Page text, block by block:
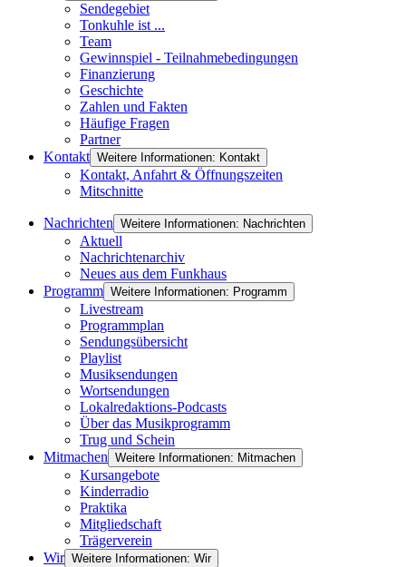
Sendegebiet
Tonkuhle ist ...
Team
Gewinnspiel - Teilnahmebedingungen
Finanzierung
Geschichte
Zahlen und Fakten
Häufige Fragen
Partner
Kontakt Weitere Informationen: Kontakt
Kontakt, Anfahrt & Öffnungszeiten
Mitschnitte
Nachrichten Weitere Informationen: Nachrichten
Aktuell
Nachrichtenarchiv
Neues aus dem Funkhaus
Programm Weitere Informationen: Programm
Livestream
Programmplan
Sendungsübersicht
Playlist
Musiksendungen
Wortsendungen
Lokalredaktions-Podcasts
Über das Musikprogramm
Trug und Schein
Mitmachen Weitere Informationen: Mitmachen
Kursangebote
Kinderradio
Praktika
Mitgliedschaft
Trägerverein
Wir Weitere Informationen: Wir